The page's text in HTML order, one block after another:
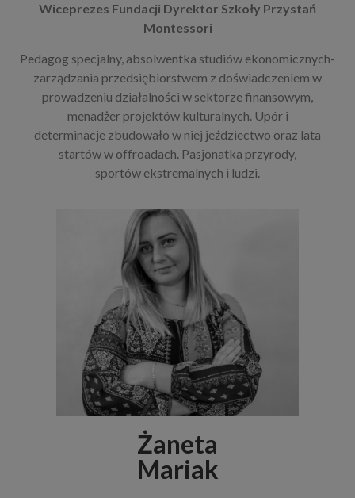
Wiceprezes Fundacji Dyrektor Szkoły Przystań
Montessori
Pedagog specjalny, absolwentka studiów ekonomicznych-
zarządzania przedsiębiorstwem z doświadczeniem w
prowadzeniu działalności w sektorze finansowym,
menadżer projektów kulturalnych. Upór i
determinacje zbudowało w niej jeździectwo oraz lata
startów w offroadach. Pasjonatka przyrody,
sportów ekstremalnych i ludzi.
Żaneta
Mariak